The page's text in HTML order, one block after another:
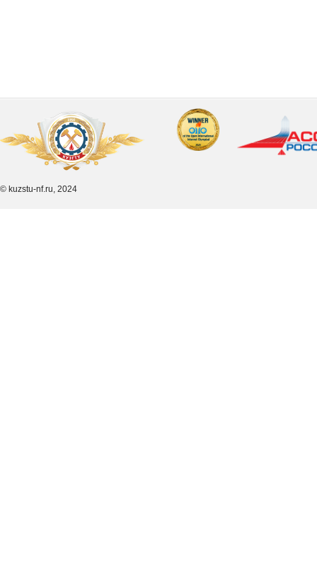
© kuzstu-nf.ru, 2024